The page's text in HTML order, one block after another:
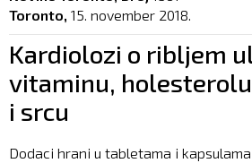
Toronto, 15. november 2018.
Kardiolozi o ribljem
vitaminu,
i srcu
Dodaci hrani u tabletama i